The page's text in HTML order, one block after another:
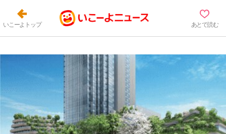
いこーよトップ あとで読む